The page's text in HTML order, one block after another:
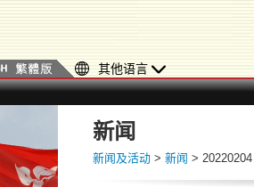
其他语言
新闻
新闻及活动 > 新闻 > 20220204